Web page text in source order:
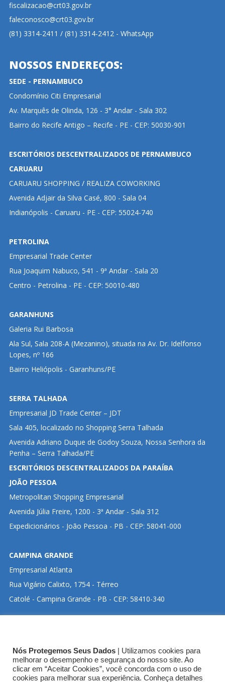
fiscalizacao@crt03.gov.br
faleconosco@crt03.gov.br
(81) 3314-2411 / (81) 3314-2412 - WhatsApp
NOSSOS ENDEREÇOS:
SEDE - PERNAMBUCO
Condomínio Citi Empresarial
Av. Marquês de Olinda, 126 - 3° Andar - Sala 302
Bairro do Recife Antigo – Recife - PE - CEP: 50030-901
ESCRITÓRIOS DESCENTRALIZADOS DE PERNAMBUCO
CARUARU
CARUARU SHOPPING / REALIZA COWORKING
Avenida Adjair da Silva Casé, 800 - Sala 04
Indianópolis - Caruaru - PE - CEP: 55024-740
PETROLINA
Empresarial Trade Center
Rua Joaquim Nabuco, 541 - 9ª Andar - Sala 20
Centro - Petrolina - PE - CEP: 50010-480
GARANHUNS
Galeria Rui Barbosa
Ala Sul, Sala 208-A (Mezanino), situada na Av. Dr. Idelfonso
Lopes, nº 166
Bairro Heliópolis - Garanhuns/PE
SERRA TALHADA
Empresarial JD Trade Center – JDT
Sala 405, localizado no Shopping Serra Talhada
Avenida Adriano Duque de Godoy Souza, Nossa Senhora da
Penha – Serra Talhada/PE
ESCRITÓRIOS DESCENTRALIZADOS DA PARAÍBA
JOÃO PESSOA
Metropolitan Shopping Empresarial
Avenida Júlia Freire, 1200 - 3ª Andar - Sala 312
Expedicionários - João Pessoa - PB - CEP: 58041-000
CAMPINA GRANDE
Empresarial Atlanta
Rua Vigário Calixto, 1754 - Térreo
Catolé - Campina Grande - PB - CEP: 58410-340
GOOGLE MAPS:
Nós Protegemos Seus Dados | Utilizamos cookies para
melhorar o desempenho e segurança do nosso site. Ao
clicar em “Aceitar Cookies”, você concorda com o uso de
cookies para melhorar sua experiência. Conheça detalhes